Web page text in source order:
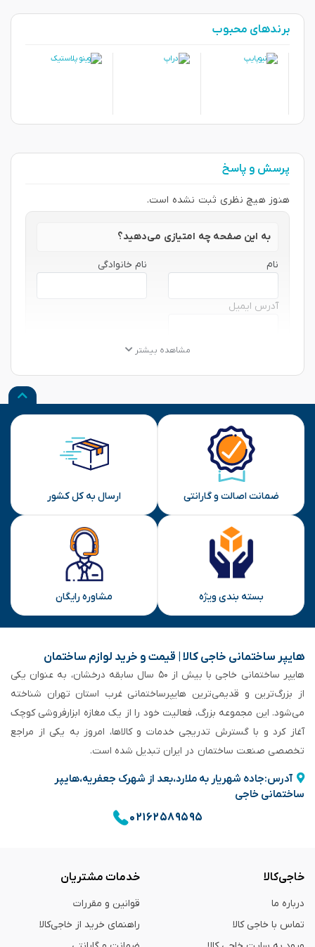
برندهای محبوب
پرسش و پاسخ
هنوز هیچ نظری ثبت نشده است.
به این صفحه چه امتیازی می‌دهید؟
نام نام خانوادگی
آدرس ایمیل
★
ارسال
مشاهده بیشتر
ضمانت اصالت و گارانتی ارسال به کل کشور
بسته بندی ویژه مشاوره رایگان
هایپر ساختمانی خاجی‌ کالا | قیمت و خرید لوازم ساختمان
هایپر ساختمانی خاجی‌ با بیش از ۵۰ سال سابقه‌ درخشان، به عنوان یکی
از بزرگ‌ترین و قدیمی‌ترین هایپرساختمانی‌ غرب استان تهران شناخته
می‌شود. این مجموعه بزرگ، فعالیت خود را از یک مغازه ابزارفروشی کوچک
آغاز کرد و با گسترش تدریجی خدمات و کالاها، امروز به یکی از مراجع
تخصصی صنعت ساختمان در ایران تبدیل شده است.
آدرس:جاده شهریار به ملارد،بعد از شهرک جعفریه،هایپر
ساختمانی خاجی
۰۲۱۶۲۵۸۹۵۹۵
خاجی‌کالا
درباره ما
تماس با خاجی کالا
خدمات مشتریان
قوانین و مقررات
راهنمای خرید از خاجی‌کالا